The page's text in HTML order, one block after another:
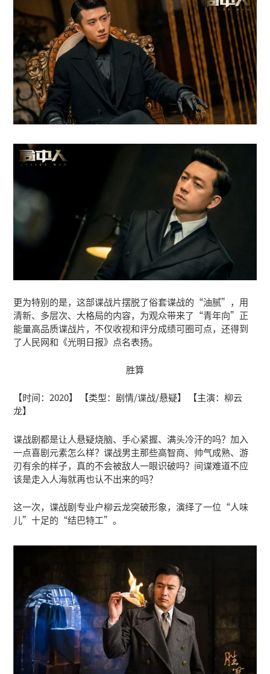
更为特别的是，这部谍战片摆脱了俗套谍战的“油腻”，用
清新、多层次、大格局的内容，为观众带来了“青年向”正
能量高品质谍战片，不仅收视和评分成绩可圈可点，还得到
了人民网和《光明日报》点名表扬。
胜算
【时间：2020】 【类型：剧情/谍战/悬疑】 【主演：柳云
龙】
谍战剧都是让人悬疑烧脑、手心紧握、满头冷汗的吗？加入
一点喜剧元素怎么样？谍战男主那些高智商、帅气成熟、游
刃有余的样子，真的不会被敌人一眼识破吗？间谍难道不应
该是走入人海就再也认不出来的吗？
这一次，谍战剧专业户柳云龙突破形象，演绎了一位“人味
儿”十足的“结巴特工”。